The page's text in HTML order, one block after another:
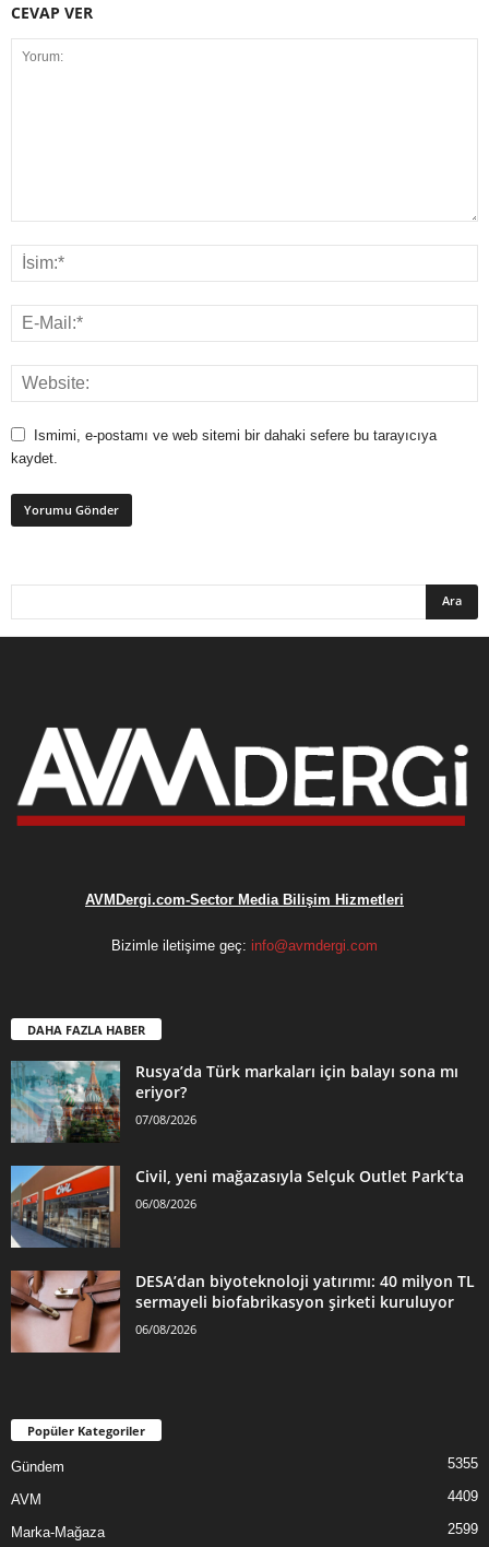
CEVAP VER
Ismimi, e-postamı ve web sitemi bir dahaki sefere bu tarayıcıya
kaydet.
AVMDergi.com-Sector Media Bilişim Hizmetleri
Bizimle iletişime geç: info@avmdergi.com
DAHA FAZLA HABER
Rusya’da Türk markaları için balayı sona mı
eriyor?
07/08/2026
Civil, yeni mağazasıyla Selçuk Outlet Park’ta
06/08/2026
DESA’dan biyoteknoloji yatırımı: 40 milyon TL
sermayeli biofabrikasyon şirketi kuruluyor
06/08/2026
Popüler Kategoriler
Gündem 5355
AVM 4409
Marka-Mağaza 2599